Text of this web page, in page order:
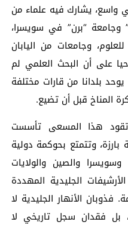
واسع، يشارك فيه علماء من
وجامعة “برن” في سويسرا،
وجامعات من اليابان
على أن البحث العلمي لم
بلدانا من قارات مختلفة
المناخ قبل أن تضيع.
تقود هذا المسعى تأسست
وتتمتع بحوكمة دولية
والصين والولايات
الجليدية المهددة
فذوبان الأنهار الجليدية لا
بل فقدان سجل تاريخي لا